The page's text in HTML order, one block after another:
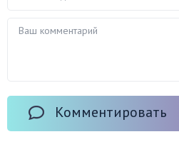
Комментировать